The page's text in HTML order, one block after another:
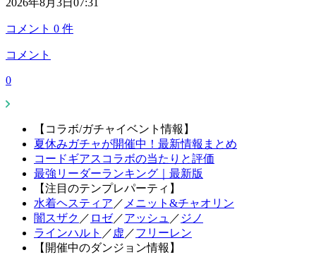
コメント 0 件
コメント
0
【コラボ/ガチャイベント情報】
夏休みガチャが開催中！最新情報まとめ
コードギアスコラボの当たりと評価
最強リーダーランキング｜最新版
【注目のテンプレパーティ】
水着ヘスティア ／ メニット&チャオリン
闇スザク ／ ロゼ／アッシュ ／ ジノ
ラインハルト ／ 虚 ／フリーレン
【開催中のダンジョン情報】